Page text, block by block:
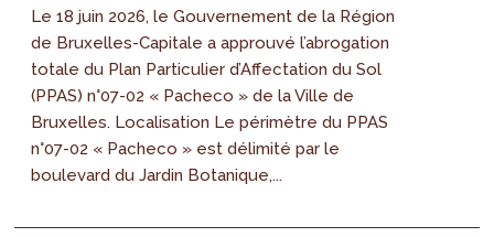
Le 18 juin 2026, le Gouvernement de la Région
de Bruxelles-Capitale a approuvé l’abrogation
totale du Plan Particulier d’Affectation du Sol
(PPAS) n°07-02 « Pacheco » de la Ville de
Bruxelles. Localisation Le périmètre du PPAS
n°07-02 « Pacheco » est délimité par le
boulevard du Jardin Botanique,...